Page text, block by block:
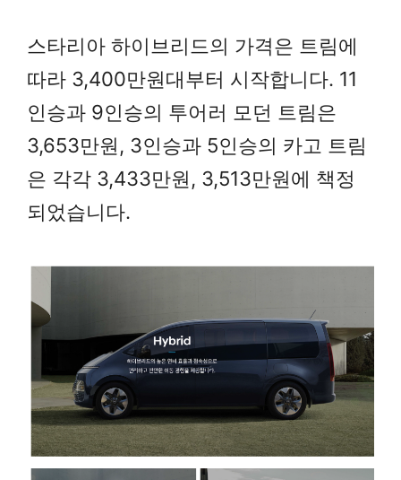
스타리아 하이브리드의 가격은 트림에
따라 3,400만원대부터 시작합니다. 11
인승과 9인승의 투어러 모던 트림은
3,653만원, 3인승과 5인승의 카고 트림
은 각각 3,433만원, 3,513만원에 책정
되었습니다.